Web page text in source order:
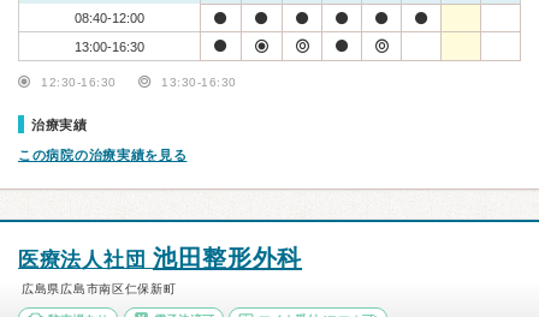
08:40-12:00
13:00-16:30
12:30-16:30 13:30-16:30
治療実績
この病院の治療実績を見る
医療法人社団 池田整形外科
広島県広島市南区仁保新町